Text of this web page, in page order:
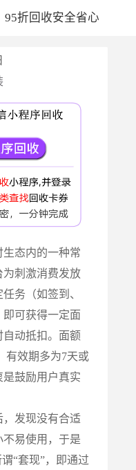
折回收安全省心
态内的一种常
为刺激消费发放
务（如签到、
可获得一定面
动抵扣。面额
有效期多为7天或
鼓励用户真实
，发现没有合适
易使用，于是
“套现”，即通过